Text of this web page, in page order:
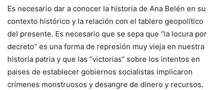
Es necesario dar a conocer la historia de Ana Belén en su
contexto histórico y la relación con el tablero geopolítico
del presente. Es necesario que se sepa que “la locura por
decreto” es una forma de represión muy vieja en nuestra
historia patria y que las “victorias” sobre los intentos en
paises de establecer gobiernos socialistas implicaron
crímenes monstruosos y desangre de dinero y recursos.